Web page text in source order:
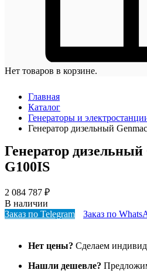
Нет товаров в корзине.
Главная
Каталог
Генераторы и
Генератор дизельный
Генератор
G100IS
2 084 787 ₽
В наличии
Заказ по Telegram
Заказ по
Нет цены? Сделаем
Нашли дешевле?